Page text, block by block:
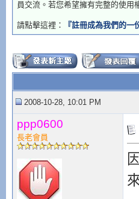
員交流。若您希望擁有完整的使
請點擊這裡： 『註冊成為我們的一
2008-10-28, 10:01 PM
ppp0600
長老會員